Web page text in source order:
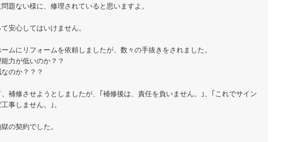
題ない様に、修理されていると思いますよ。
安心してはいけません。
ムにリフォームを依頼しましたが、数々の手抜きをされました。
力が低いのか？？
のか？？？
補修させようとしましたが、｢補修後は、責任を負いません。｣、｢これでサイン
事しません。｣。
の契約でした。